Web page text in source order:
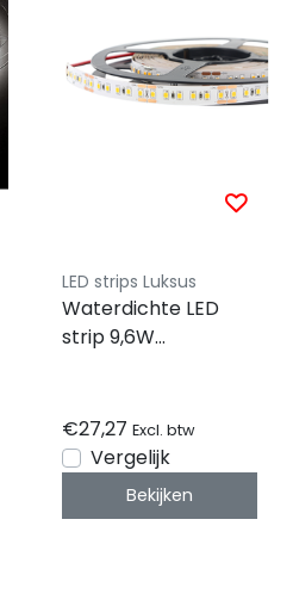
LED strips Luksus
Waterdichte LED
strip 9,6W
Wit 4000K 5m Rol
€27,27 Excl. btw
Vergelijk
Bekijken